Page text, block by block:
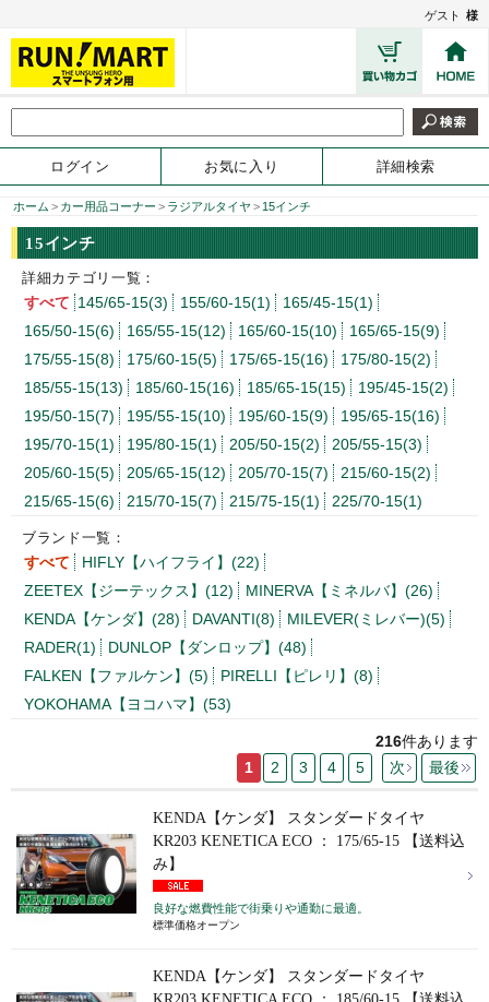
ゲスト 様
ログイン お気に入り 詳細検索
ホーム > カー用品コーナー > ラジアルタイヤ > 15インチ
15インチ
詳細カテゴリ一覧：
すべて 145/65-15(3) 155/60-15(1)
165/45-15(1)
165/50-15(6)
165/55-15(12) 165/60-15(10)
165/65-15(9)
175/55-15(8)
175/60-15(5) 175/65-15(16)
175/80-15(2)
185/55-15(13)
185/60-15(16) 185/65-15(15)
195/45-15(2)
195/50-15(7)
195/55-15(10) 195/60-15(9)
195/65-15(16)
195/70-15(1)
195/80-15(1) 205/50-15(2)
205/55-15(3)
205/60-15(5)
205/65-15(12) 205/70-15(7)
215/60-15(2)
215/65-15(6)
215/70-15(7) 215/75-15(1) 225/70-15(1)
ブランド一覧：
すべて
HIFLY【ハイフライ】(22)
ZEETEX【ジーテックス】(12)
MINERVA【ミネルバ】(26)
KENDA【ケンダ】(28)
DAVANTI(8)
MILEVER(ミレバー)(5)
RADER(1)
DUNLOP【ダンロップ】(48)
FALKEN【ファルケン】(5)
PIRELLI【ピレリ】(8)
YOKOHAMA【ヨコハマ】(53)
216件あります
1
2 3 4 5 次 最後
KENDA【ケンダ】 スタンダードタイヤ
KR203 KENETICA ECO ： 175/65-15 【送料込
み】
良好な燃費性能で街乗りや通勤に最適。
標準価格オープン
KENDA【ケンダ】 スタンダードタイヤ